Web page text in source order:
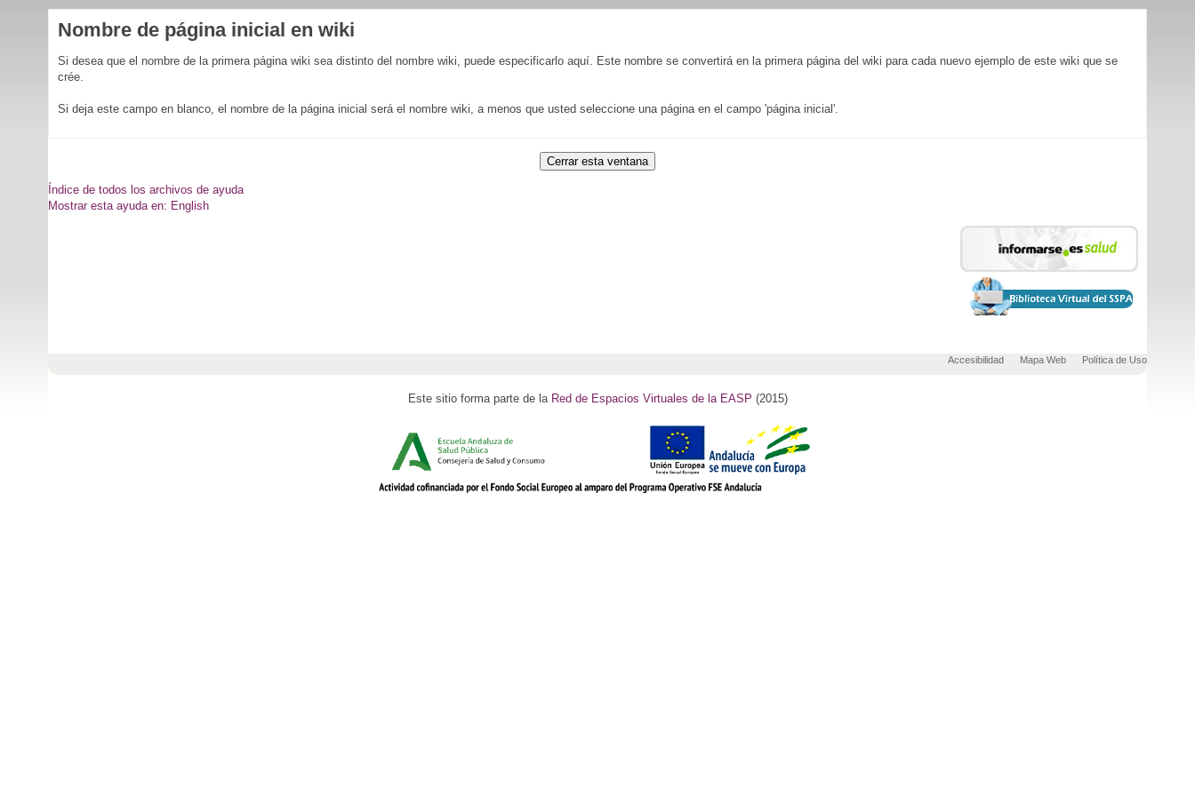
Nombre de página inicial en wiki
Si desea que el nombre de la primera página wiki sea distinto del nombre wiki, puede especificarlo aquí. Este nombre se convertirá en la primera página del wiki para cada nuevo ejemplo de este wiki que se
crée.
Si deja este campo en blanco, el nombre de la página inicial será el nombre wiki, a menos que usted seleccione una página en el campo 'página inicial'.
Índice de todos los archivos de ayuda
Mostrar esta ayuda en: English
Accesibilidad Mapa Web Política de Uso
Este sitio forma parte de la Red de Espacios Virtuales de la EASP (2015)